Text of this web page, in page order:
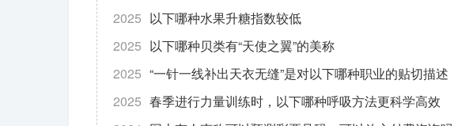
2025 以下哪种水果升糖指数较低
2025 以下哪种贝类有“天使之翼”的美称
2025 “一针一线补出天衣无缝”是对以下哪种职业的贴切描述
2025 春季进行力量训练时，以下哪种呼吸方法更科学高效